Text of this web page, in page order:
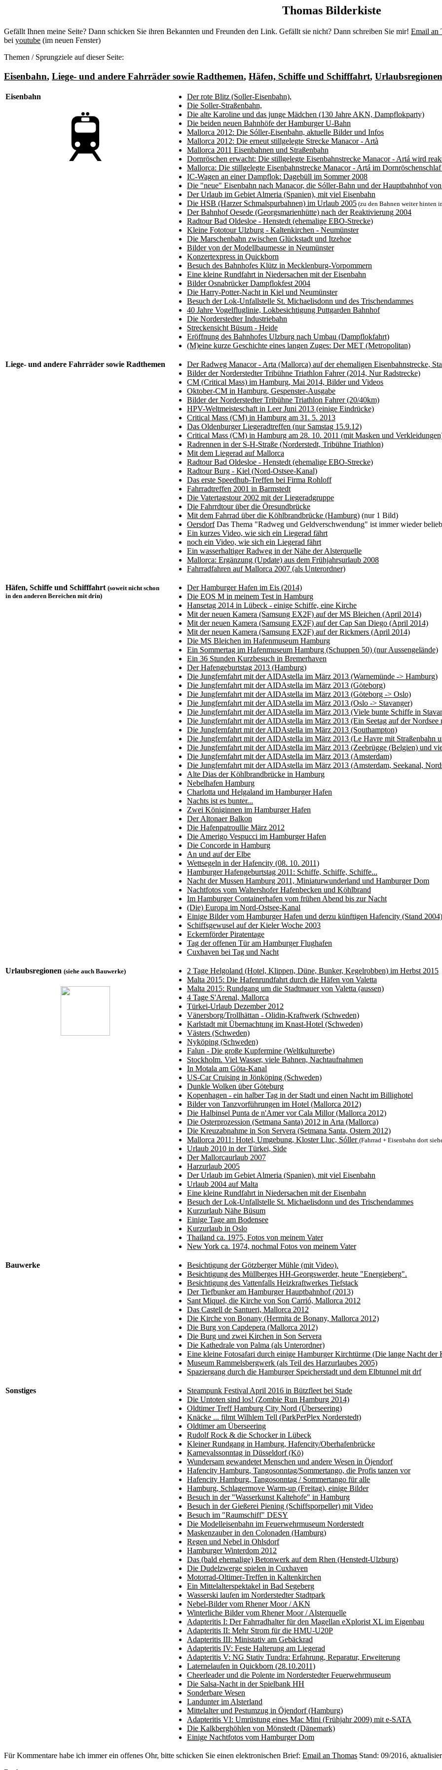
Thomas Bilderkiste
Gefällt Ihnen meine Seite? Dann schicken Sie ihren Bekannten und Freunden den Link. Gefällt sie nicht? Dann schreiben Sie mir! Email an
bei youtube (im neuen Fenster)
Themen / Sprungziele auf dieser Seite:
Eisenbahn, Liege- und andere Fahrräder sowie Radthemen, Häfen, Schiffe und Schifffahrt, Urlaubsregionen
Eisenbahn
Der rote Blitz (Soller-Eisenbahn),
Die Soller-Straßenbahn,
Die alte Karoline und das junge Mädchen (130 Jahre AKN, Dampflokparty)
Die beiden neuen Bahnhöfe der Hamburger U-Bahn
Mallorca 2012: Die Sóller-Eisenbahn, aktuelle Bilder und Infos
Mallorca 2012: Die erneut stillgelegte Strecke Manacor - Artà
Mallorca 2011 Eisenbahnen und Straßenbahn
Dornröschen erwacht: Die stillgelegte Eisenbahnstrecke Manacor - Artá wird
Mallorca: Die stillgelegte Eisenbahnstrecke Manacor - Artá im
IC-Wagen an einer Dampflok: Dagebüll im Sommer 2008
Die "neue" Eisenbahn nach Manacor, die Sóller-Bahn und der Hauptbahnhof
Der Urlaub im Gebiet Almeria (Spanien), mit viel Eisenbahn
Die HSB (Harzer Schmalspurbahnen) im Urlaub 2005 (zu den Bahnen weiter hinten
Der Bahnhof Oesede (Georgsmarienhütte) nach der Reaktivierung 2004
Radtour Bad Oldesloe - Henstedt (ehemalige EBO-Strecke)
Kleine Fototour Ulzburg - Kaltenkirchen - Neumünster
Die Marschenbahn zwischen Glückstadt und Itzehoe
Bilder von der Modellbaumesse in Neumünster
Konzertexpress in Quickborn
Besuch des Bahnhofes Klütz in Mecklenburg-Vorpommern
Eine kleine Rundfahrt in Niedersachen mit der Eisenbahn
Bilder Osnabrücker Dampflokfest 2004
Die Harry-Potter-Nacht in Kiel und Neumünster
Besuch der Lok-Unfallstelle St. Michaelisdonn und des Trischendammes
40 Jahre Vogelfluglinie, Lokbesichtigung Puttgarden Bahnhof
Die Norderstedter Industriebahn
Streckensicht Büsum - Heide
Eröffnung des Bahnhofes Ulzburg nach Umbau (Dampflokfahrt)
(M)eine kurze Geschichte eines langen Zuges: Der MET (Metropolitan)
Liege- und andere Fahrräder sowie Radthemen
Der Radweg Manacor - Arta (Mallorca) auf der ehemaligen Eisenbahnstrecke,
Bilder der Norderstedter Tribühne Triathlon Fahrer (2014, Nur Radstrecke)
CM (Critical Mass) im Hamburg, Mai 2014, Bilder und Videos
Oktober-CM in Hamburg, Gespenster-Ausgabe
Bilder der Norderstedter Tribühne Triathlon Fahrer (20/40km)
HPV-Weltmeisteschaft in Leer Juni 2013 (einige Eindrücke)
Critical Mass (CM) in Hamburg am 31. 5. 2013
Das Oldenburger Liegeradtreffen (nur Samstag 15.9.12)
Critical Mass (CM) in Hamburg am 28. 10. 2011 (mit Masken und
Radrennen in der S-H-Straße (Norderstedt, Tribühne Triathlon)
Mit dem Liegerad auf Mallorca
Radtour Bad Oldesloe - Henstedt (ehemalige EBO-Strecke)
Radtour Burg - Kiel (Nord-Ostsee-Kanal)
Das erste Speedhub-Treffen bei Firma Rohloff
Fahrradtreffen 2001 in Barmstedt
Die Vatertagstour 2002 mit der Liegeradgruppe
Die Fahrrdtour über die Öresundbrücke
Mit dem Fahrrad über die Köhlbrandbrücke (Hamburg) (nur 1 Bild)
OersdorfDas Thema "Radweg und Geldverschwendung" ist immer wieder
Ein kurzes Video, wie sich ein Liegerad fährt
noch ein Video, wie sich ein Liegerad fährt
Ein wasserhaltiger Radweg in der Nähe der Alsterquelle
Mallorca: Ergänzung (Update) aus dem Frühjahrsurlaub 2008
Fahrradfahren auf Mallorca 2007 (als Unterordner)
Häfen, Schiffe und Schifffahrt (soweit nicht schon
in den anderen Bereichen mit drin)
Der Hamburger Hafen im Eis (2014)
Die EOS M in meinem Test in Hamburg
Hansetag 2014 in Lübeck - einige Schiffe, eine Kirche
Mit der neuen Kamera (Samsung EX2F) auf der MS Bleichen (April 2014)
Mit der neuen Kamera (Samsung EX2F) auf der Cap San Diego (April 2014)
Mit der neuen Kamera (Samsung EX2F) auf der Rickmers (April 2014)
Die MS Bleichen im Hafenmuseum Hamburg
Ein Sommertag im Hafenmuseum Hamburg (Schuppen 50) (nur Aussengelände)
Ein 36 Stunden Kurzbesuch in Bremerhaven
Der Hafengeburtstag 2013 (Hamburg)
Die Jungfernfahrt mit der AIDAstella im März 2013 (Warnemünde -> Hamburg)
Die Jungfernfahrt mit der AIDAstella im März 2013 (Göteborg)
Die Jungfernfahrt mit der AIDAstella im März 2013 (Göteborg -> Oslo)
Die Jungfernfahrt mit der AIDAstella im März 2013 (Oslo -> Stavanger)
Die Jungfernfahrt mit der AIDAstella im März 2013 (Viele bunte Schiffe in
Die Jungfernfahrt mit der AIDAstella im März 2013 (Ein Seetag auf der Nordsee
Die Jungfernfahrt mit der AIDAstella im März 2013 (Southampton)
Die Jungfernfahrt mit der AIDAstella im März 2013 (Le Havre mit Straßenbahn
Die Jungfernfahrt mit der AIDAstella im März 2013 (Zeebrügge (Belgien) und
Die Jungfernfahrt mit der AIDAstella im März 2013 (Amsterdam)
Die Jungfernfahrt mit der AIDAstella im März 2013 (Amsterdam, Seekanal,
Alte Dias der Köhlbrandbrücke in Hamburg
Nebelhafen Hamburg
Charlotta und Helgaland im Hamburger Hafen
Nachts ist es bunter...
Zwei Königinnen im Hamburger Hafen
Der Altonaer Balkon
Die Hafenpatroullie März 2012
Die Amerigo Vespucci im Hamburger Hafen
Die Concorde in Hamburg
An und auf der Elbe
Wettsegeln in der Hafencity (08. 10. 2011)
Hamburger Hafengeburtstag 2011: Schiffe, Schiffe, Schiffe...
Nacht der Mussen Hamburg 2011, Miniaturwunderland und Hamburger Dom
Nachtfotos vom Waltershofer Hafenbecken und Köhlbrand
Im Hamburger Containerhafen vom frühen Abend bis zur Nacht
(Die) Europa im Nord-Ostsee-Kanal
Einige Bilder vom Hamburger Hafen und derzu künftigen Hafencity (Stand 2004)
Schiffsgewusel auf der Kieler Woche 2003
Eckernförder Piratentage
Tag der offenen Tür am Hamburger Flughafen
Cuxhaven bei Tag und Nacht
Urlaubsregionen (siehe auch Bauwerke)
2 Tage Helgoland (Hotel, Klippen, Düne, Bunker, Kegelrobben) im Herbst 2015
Malta 2015: Die Hafenrundfahrt durch die Häfen von Valetta
Malta 2015: Rundgang um die Stadtmauer von Valetta (aussen)
4 Tage S'Arenal, Mallorca
Türkei-Urlaub Dezember 2012
Vänersborg/Trollhättan - Olidin-Kraftwerk (Schweden)
Karlstadt mit Übernachtung im Knast-Hotel (Schweden)
Västers (Schweden)
Nyköping (Schweden)
Falun - Die große Kupfermine (Weltkulturerbe)
Stockholm. Viel Wasser, viele Bahnen, Nachtaufnahmen
In Motala am Göta-Kanal
US-Car Cruising in Jönköping (Schweden)
Dunkle Wolken über Göteburg
Kopenhagen - ein halber Tag in der Stadt und einen Nacht im Billighotel
Bilder von Tanzvorführungen im Hotel (Mallorca 2012)
Die Halbinsel Punta de n'Amer vor Cala Millor (Mallorca 2012)
Die Osterprozession (Setmana Santa) 2012 in Arta (Mallorca)
Die Kreuzabnahme in Son Servera (Setmana Santa, Ostern 2012)
Mallorca 2011: Hotel, Umgebung, Kloster Lluc, Sóller (Fahrrad + Eisenbahn dort
Urlaub 2010 in der Türkei, Side
Der Mallorcaurlaub 2007
Harzurlaub 2005
Der Urlaub im Gebiet Almeria (Spanien), mit viel Eisenbahn
Urlaub 2004 auf Malta
Eine kleine Rundfahrt in Niedersachen mit der Eisenbahn
Besuch der Lok-Unfallstelle St. Michaelisdonn und des Trischendammes
Kurzurlaub Nähe Büsum
Einige Tage am Bodensee
Kurzurlaub in Oslo
Thailand ca. 1975, Fotos von meinem Vater
New York ca. 1974, nochmal Fotos von meinem Vater
Bauwerke
Besichtigung der Götzberger Mühle (mit Video).
Besichtigung des Müllberges HH-Georgswerder, heute "Energieberg".
Besichtigung des Vattenfalls Heizkraftwerkes Tiefstack
Der Tiefbunker am Hamburger Hauptbahnhof (2013)
Sant Miquel, die Kirche von Son Carrió, Mallorca 2012
Das Castell de Santueri, Mallorca 2012
Die Kirche von Bonany (Hermita de Bonany, Mallorca 2012)
Die Burg von Capdepera (Mallorca 2012)
Die Burg und zwei Kirchen in Son Servera
Die Kathedrale von Palma (als Unterordner)
Eine kleine Fotosafari durch einige Hamburger Kirchtürme (Die lange Nacht der
Museum Rammelsbergwerk (als Teil des Harzurlaubes 2005)
Spaziergang durch die Hamburger Speicherstadt und dem Elbtunnel mit drf
Sonstiges
Steampunk Festival April 2016 in Bützfleet bei Stade
Die Untoten sind los! (Zombie Run Hamburg 2014)
Oldtimer Treff Hamburg City Nord (Überseering)
Knäcke ... filmt Wilhlem Tell (ParkPerPlex Norderstedt)
Oldtimer am Überseering
Rudolf Rock & die Schocker in Lübeck
Kleiner Rundgang in Hamburg, Hafencity/Oberhafenbrücke
Karnevalssonntag in Düsseldorf (Kö)
Wundersam gewandetet Menschen und andere Wesen in Öjendorf
Hafencity Hamburg, Tangosonntag/Sommertango, die Profis tanzen vor
Hafencity Hamburg, Tangosonntag / Sommertango für alle
Hamburg, Schlagermove Warm-up (Freitag), einige Bilder
Besuch in der "Wasserkunst Kaltehofe" in Hamburg
Besuch in der Gießerei Piening (Schiffsporpeller) mit Video
Besuch im "Raumschiff" DESY
Die Modelleisenbahn im Feuerwehrmuseum Norderstedt
Maskenzauber in den Colonaden (Hamburg)
Regen und Nebel in Ohlsdorf
Hamburger Winterdom 2012
Das (bald ehemalige) Betonwerk auf dem Rhen (Henstedt-Ulzburg)
Die Dudelzwerge spielen in Cuxhaven
Motorrad-Oltimer-Treffen in Kaltenkirchen
Ein Mittelalterspektakel in Bad Segeberg
Wasserski laufen im Norderstedter Stadtpark
Nebel-Bilder vom Rhener Moor / AKN
Winterliche Bilder vom Rhener Moor / Alsterquelle
Adapteritis I: Der Fahrradhalter für den Magellan eXplorist XL im Eigenbau
Adapteritis II: Mehr Strom für die HMU-U20P
Adapteritis III: Ministativ am Gebäckrad
Adapteritis IV: Feste Halterung am Liegerad
Adapteritis V: NG Stativ Tundra: Erfahrung, Reparatur, Erweiterung
Laternelaufen in Quickborn (28.10.2011)
Cheerleader und die Polente im Norderstedter Feuerwehrmuseum
Die Salsa-Nacht in der Spielbank HH
Sonderbare Wesen
Landunter im Alsterland
Mittelalter und Pestumzug in Öjendorf (Hamburg)
Adapteritis VI: Umrüstung eines Mac Mini (Frühjahr 2009) mit e-SATA
Die Kalkberghöhlen von Mönstedt (Dänemark)
Einige Nachtfotos vom Hamburger Dom
Für Kommentare habe ich immer ein offenes Ohr, bitte schicken Sie einen elektronischen Brief: Email an Thomas Stand: 09/2016,